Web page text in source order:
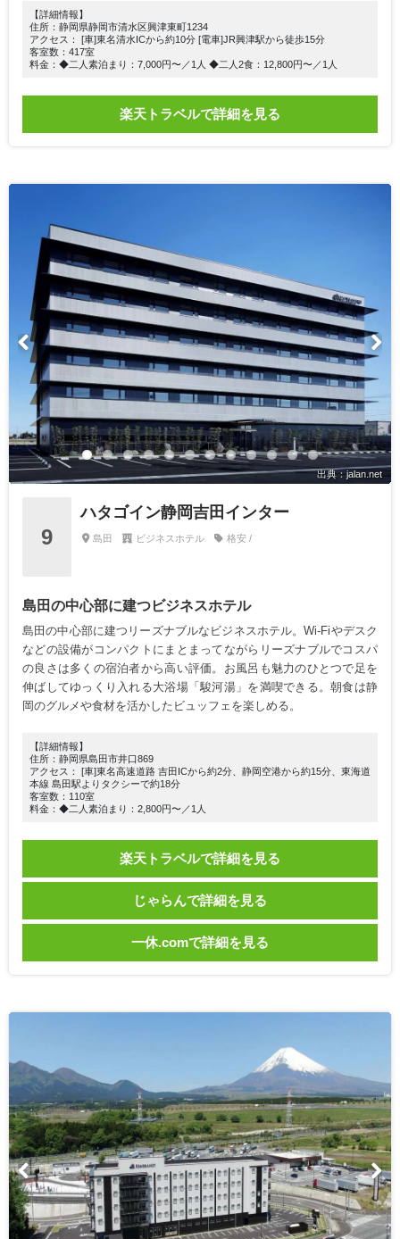
【詳細情報】
住所：静岡県静岡市清水区興津東町1234
アクセス： [車]東名清水ICから約10分 [電車]JR興津駅から徒歩15分
客室数：417室
料金：◆二人素泊まり：7,000円〜／1人 ◆二人2食：12,800円〜／1人
楽天トラベルで詳細を見る
出典：jalan.net
9
ハタゴイン静岡吉田インター
島田 ビジネスホテル 格安 /
島田の中心部に建つビジネスホテル
島田の中心部に建つリーズナブルなビジネスホテル。Wi-Fiやデスク
などの設備がコンパクトにまとまってながらリーズナブルでコスパ
の良さは多くの宿泊者から高い評価。お風呂も魅力のひとつで足を
伸ばしてゆっくり入れる大浴場「駿河湯」を満喫できる。朝食は静
岡のグルメや食材を活かしたビュッフェを楽しめる。
【詳細情報】
住所：静岡県島田市井口869
アクセス： [車]東名高速道路 吉田ICから約2分、静岡空港から約15分、東海道
本線 島田駅よりタクシーで約18分
客室数：110室
料金：◆二人素泊まり：2,800円〜／1人
楽天トラベルで詳細を見る
じゃらんで詳細を見る
一休.comで詳細を見る